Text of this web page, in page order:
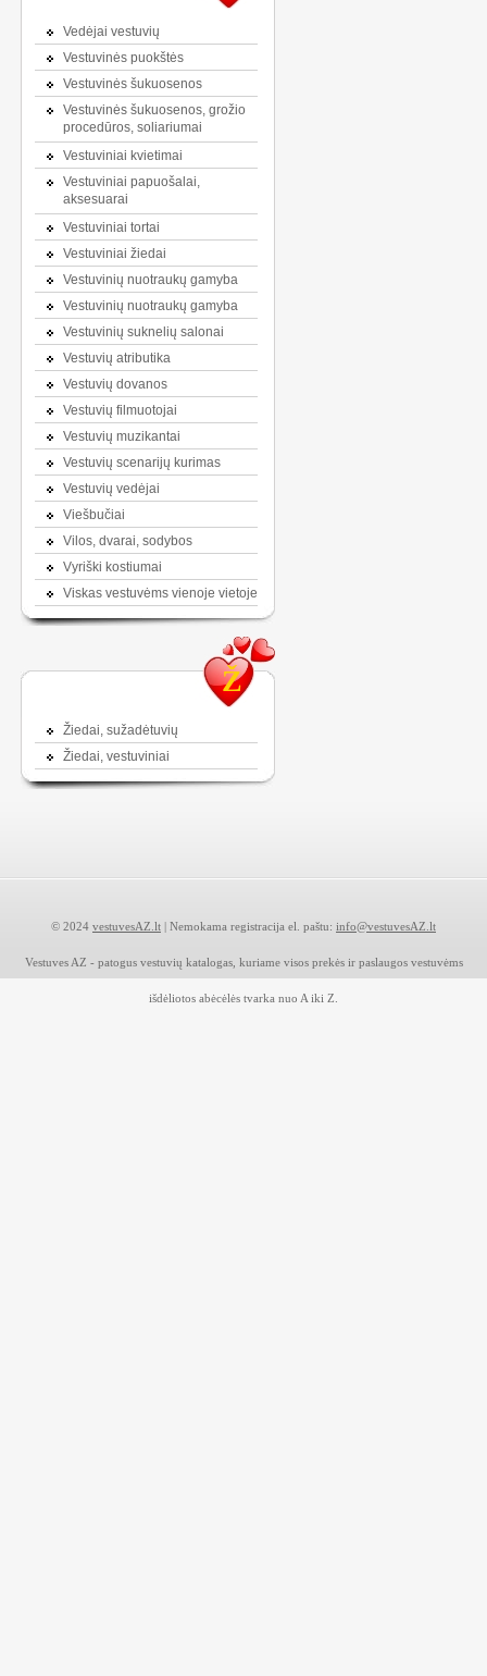
Vedėjai vestuvių
Vestuvinės puokštės
Vestuvinės šukuosenos
Vestuvinės šukuosenos, grožio
procedūros, soliariumai
Vestuviniai kvietimai
Vestuviniai papuošalai,
aksesuarai
Vestuviniai tortai
Vestuviniai žiedai
Vestuvinių nuotraukų gamyba
Vestuvinių nuotraukų gamyba
Vestuvinių suknelių salonai
Vestuvių atributika
Vestuvių dovanos
Vestuvių filmuotojai
Vestuvių muzikantai
Vestuvių scenarijų kurimas
Vestuvių vedėjai
Viešbučiai
Vilos, dvarai, sodybos
Vyriški kostiumai
Viskas vestuvėms vienoje vietoje
Ž
Žiedai, sužadėtuvių
Žiedai, vestuviniai
© 2024 vestuvesAZ.lt | Nemokama registracija el. paštu: info@vestuvesAZ.lt
Vestuves AZ - patogus vestuvių katalogas, kuriame visos prekės ir paslaugos vestuvėms
išdėliotos abėcėlės tvarka nuo A iki Z.